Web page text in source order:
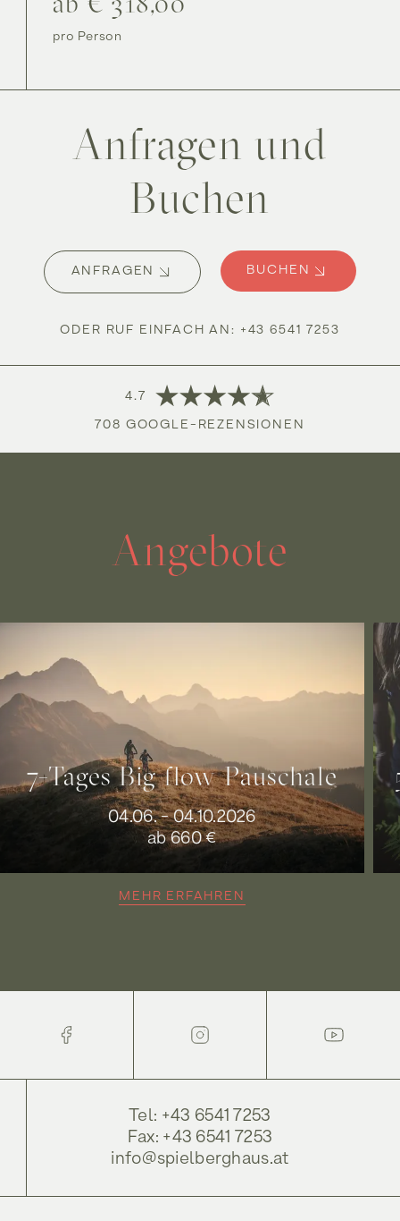
pro Person
Anfragen und
Buchen
ANFRAGEN BUCHEN
ODER RUF EINFACH AN: +43 6541 7253
4.7
708 GOOGLE- REZENSIONEN
Angebote
7-Tages Big flow Pauschale
04.06.-04.10.2026
ab 660€
MEHR ERFAHREN
Tel: +43 6541 7253
Fax: +43 6541 7253
info@spielberghaus.at